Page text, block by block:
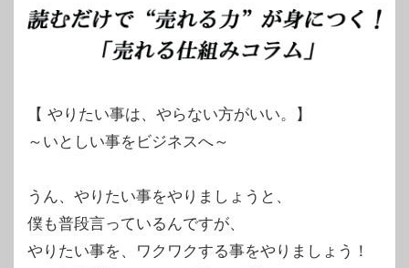
【 やりたい事は、やらない方がいい。】
～いとしい事をビジネスへ～
うん、やりたい事をやりましょうと、
僕も普段言っているんですが、
やりたい事を、ワクワクする事をやりましょう！